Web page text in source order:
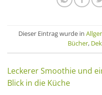
Dieser Eintrag wurde in
Bücher,
Leckerer Smoothie und
Blick in die Küche